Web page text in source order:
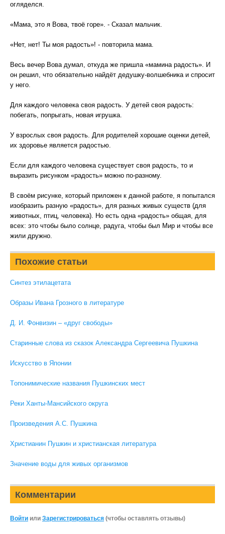
огляделся.
«Мама, это я Вова, твоё горе». - Сказал мальчик.
«Нет, нет! Ты моя радость»! - повторила мама.
Весь вечер Вова думал, откуда же пришла «мамина радость». И
он решил, что обязательно найдёт дедушку-волшебника и спросит
у него.
Для каждого человека своя радость. У детей своя радость:
побегать, попрыгать, новая игрушка.
У взрослых своя радость. Для родителей хорошие оценки детей,
их здоровье является радостью.
Если для каждого человека существует своя радость, то и
выразить рисунком «радость» можно по-разному.
В своём рисунке, который приложен к данной работе, я попытался
изобразить разную «радость», для разных живых существ (для
животных, птиц, человека). Но есть одна «радость» общая, для
всех: это чтобы было солнце, радуга, чтобы был Мир и чтобы все
жили дружно.
Похожие статьи
Синтез этилацетата
Образы Ивана Грозного в литературе
Д. И. Фонвизин – «друг свободы»
Старинные слова из сказок Александра Сергеевича Пушкина
Искусство в Японии
Tопонимические названия Пушкинских мест
Реки Ханты-Мансийского округа
Произведения А.С. Пушкина
Христианин Пушкин и христианская литература
Значение воды для живых организмов
Комментарии
Войти или Зарегистрироваться (чтобы оставлять отзывы)